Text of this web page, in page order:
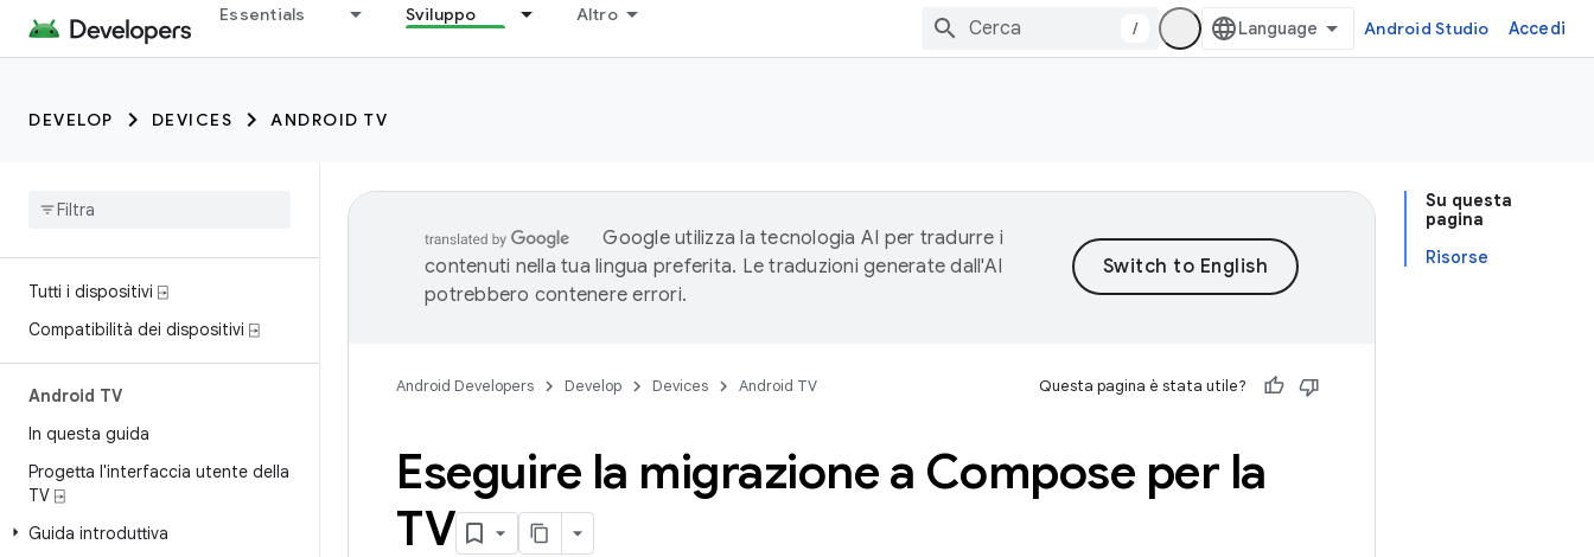
Essentials Sviluppo Altro
/ Android Studio Accedi
DEVELOP DEVICES ANDROID TV
Tutti i dispositivi ⍈
Compatibilità dei dispositivi ⍈
Android TV
In questa guida
Progetta l'interfaccia utente della
TV ⍈
Guida introduttiva
Su questa
pagina
Risorse
Google utilizza la tecnologia AI per tradurre i
contenuti nella tua lingua preferita. Le traduzioni generate dall'AI
potrebbero contenere errori.
Android Developers Develop Devices Android TV Questa pagina è stata utile?
Eseguire la migrazione a Compose per la
TV